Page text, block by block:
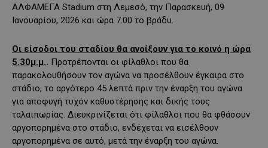
ΑΛΦΑΜΕΓΑ Stadium στη Λεμεσό, την Παρασκευή, 09
Ιανουαρίου, 2026 και ώρα 7.00 το βράδυ.
Οι είσοδοι του σταδίου θα ανοίξουν για το κοινό η ώρα
5.30μ.μ.. Προτρέπονται οι φίλαθλοι που θα
παρακολουθήσουν τον αγώνα να προσέλθουν έγκαιρα στο
στάδιο, το αργότερο 45 λεπτά πριν την έναρξη του αγώνα
για αποφυγή τυχόν καθυστέρησης και δικής τους
ταλαιπωρίας. Διευκρινίζεται ότι φίλαθλοι που θα φθάσουν
αργοπορημένα στο στάδιο, ενδέχεται να εισέλθουν
αργοπορημένα σε αυτό, μετά την έναρξη του αγώνα.